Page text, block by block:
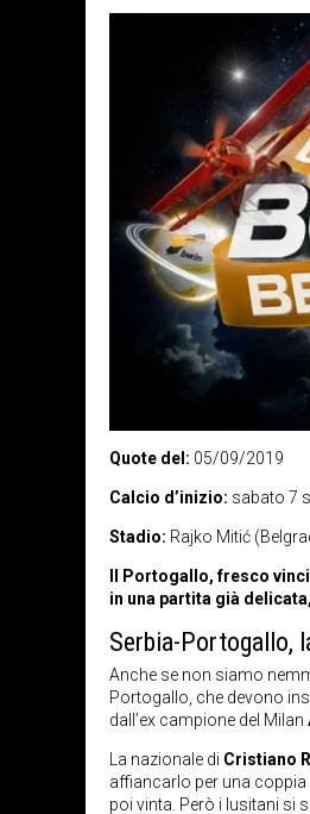
Quote del: 05/09/2019
Calcio d’inizio: sabato 7
Stadio: Rajko Mitić
Il Portogallo, fresco
in una partita già
Serbia-Portogallo,
Anche se non siamo
Portogallo, che devono
dall’ex campione del Milan
La nazionale di Cristiano
affiancarlo per una
poi vinta. Però i lusitani si